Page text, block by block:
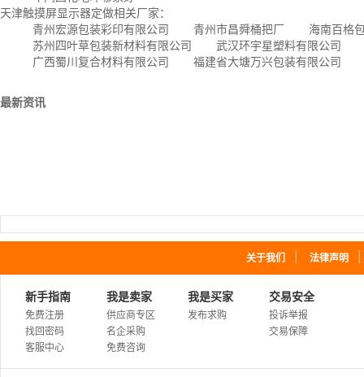
天津触摸屏显示器定做相关厂家：
青州宏源包装彩印有限公司
青州市昌舜桶把厂
海南百格
苏州四叶草包装新材料有限公司
武汉环宇星塑料有限公司
广西蜀川复合材料有限公司
福建省大塘万兴包装有限公司
最新资讯
关于我们 法律声明
新手指南
免费注册
找回密码
客服中心
我是卖家
供应商专区
名企采购
免费咨询
我是买家
发布求购
交易安全
投诉举报
交易保障